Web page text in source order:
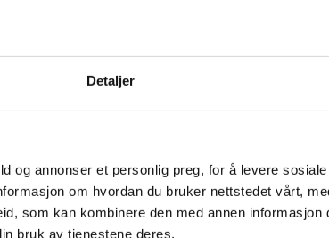
Detaljer
og annonser et personlig preg, for å levere
om hvordan du bruker nettstedet vårt,
som kan kombinere den med annen informasjon
bruk av tjenestene deres.
og